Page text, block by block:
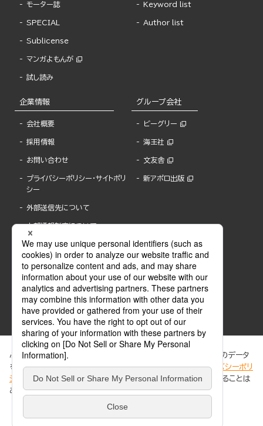
モーター誌
SPECIAL
Sublicense
マンガよもんが
試し読み
Keyword list
Author list
企業情報
会社概要
採用情報
お問い合わせ
プライバシーポリシー・サイトポリ
シー
外部送信先について
内部通報制度について
グループ会社
ビーグリー
海王社
文友舎
新アポロ出版
ABJマークは、この電子書店・電子書籍配信サービスが、著作権者からコンテンツ使用許諾を
得た正規版配信サービスであることを示す登録商標(登録番号 第6091713号)です。
ABJマークの詳細、ABJマークを掲示しているサービスの一覧はこちら。
ぶんか社が運営するサイトでは、利便性向上のためにCookie等のデータ
を使用しています。 当社のCookieについての詳細は、「プライバシーポリ
シー
」をご覧ください。当サイトでは、訪問者の個人情報を追跡することは
ありません。